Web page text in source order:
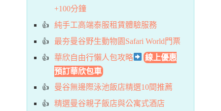
+100分鐘
純手工高端泰服租賃體驗服務
最夯曼谷野生動物園Safari World門票
華欣自由行懶人包攻略
線上優惠
預訂華欣包車
曼谷無邊際泳池飯店精選10間推薦
精選曼谷親子飯店與公寓式酒店